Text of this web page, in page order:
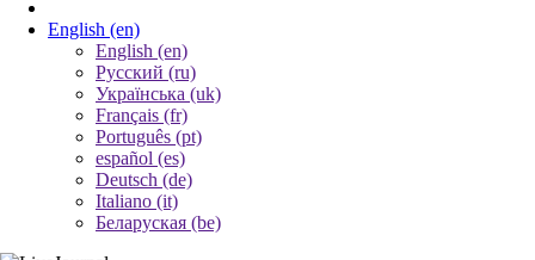
English (en)
English (en)
Русский (ru)
Українська (uk)
Français (fr)
Português (pt)
español (es)
Deutsch (de)
Italiano (it)
Беларуская (be)